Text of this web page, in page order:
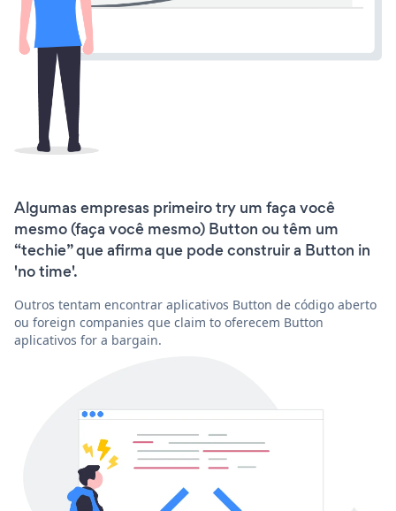
Algumas empresas primeiro try um faça você
mesmo (faça você mesmo) Button ou têm um
“techie” que afirma que pode construir a Button in
'no time'.
Outros tentam encontrar aplicativos Button de código aberto
ou foreign companies que claim to oferecem Button
aplicativos for a bargain.